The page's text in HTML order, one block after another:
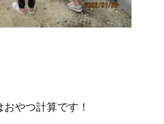
やつ計算です！